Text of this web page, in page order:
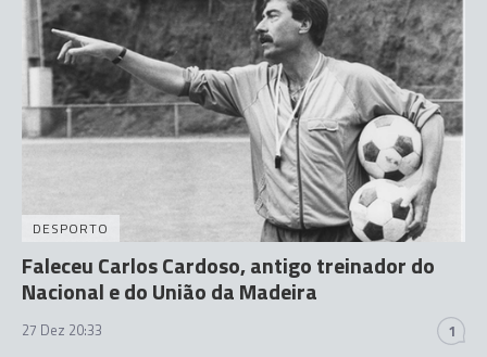
DESPORTO
Faleceu Carlos Cardoso, antigo treinador do
Nacional e do União da Madeira
27 Dez 20:33 1